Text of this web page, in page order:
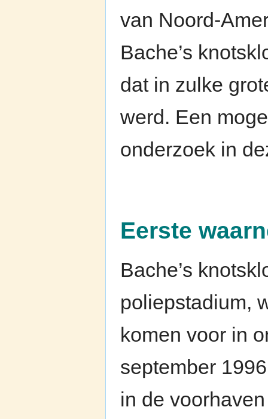
van Noord-
Bache’s
dat in zulke
werd. Een
onderzoek in
Eerste
Bache’s
poliepstadium,
komen voor in
september
in de